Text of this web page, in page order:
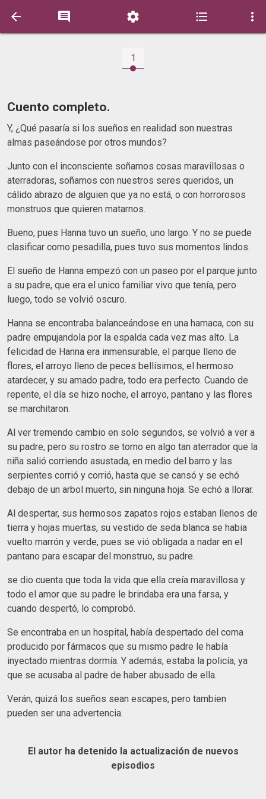
    
1
Cuento completo.
Y, ¿Qué pasaría si los sueños en realidad son nuestras
almas paseándose por otros mundos?
Junto con el inconsciente soñamos cosas maravillosas o
aterradoras, soñamos con nuestros seres queridos, un
cálido abrazo de alguien que ya no está, o con horrorosos
monstruos que quieren matarnos.
Bueno, pues Hanna tuvo un sueño, uno largo. Y no se puede
clasificar como pesadilla, pues tuvo sus momentos lindos.
El sueño de Hanna empezó con un paseo por el parque junto
a su padre, que era el unico familiar vivo que tenía, pero
luego, todo se volvió oscuro.
Hanna se encontraba balanceándose en una hamaca, con su
padre empujandola por la espalda cada vez mas alto. La
felicidad de Hanna era inmensurable, el parque lleno de
flores, el arroyo lleno de peces bellísimos, el hermoso
atardecer, y su amado padre, todo era perfecto. Cuando de
repente, el día se hizo noche, el arroyo, pantano y las flores
se marchitaron.
Al ver tremendo cambio en solo segundos, se volvió a ver a
su padre, pero su rostro se torno en algo tan aterrador que la
niña salió corriendo asustada, en medio del barro y las
serpientes corrió y corrió, hasta que se cansó y se echó
debajo de un arbol muerto, sin ninguna hoja. Se echó a llorar.
Al despertar, sus hermosos zapatos rojos estaban llenos de
tierra y hojas muertas, su vestido de seda blanca se habia
vuelto marrón y verde, pues se vió obligada a nadar en el
pantano para escapar del monstruo, su padre.
se dio cuenta que toda la vida que ella creía maravillosa y
todo el amor que su padre le brindaba era una farsa, y
cuando despertó, lo comprobó.
Se encontraba en un hospital, había despertado del coma
producido por fármacos que su mismo padre le había
inyectado mientras dormía. Y además, estaba la policía, ya
que se acusaba al padre de haber abusado de ella.
Verán, quizá los sueños sean escapes, pero tambien
pueden ser una advertencia.
El autor ha detenido la actualización de nuevos
episodios